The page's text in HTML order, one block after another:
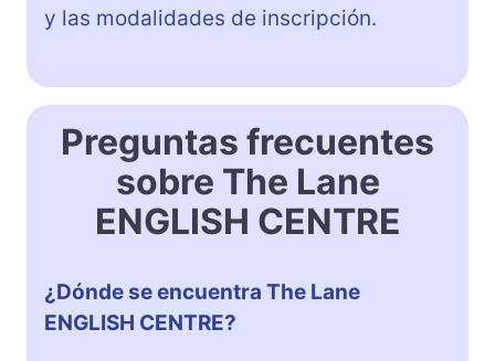
y las modalidades de inscripción.
Preguntas frecuentes
sobre The Lane
ENGLISH CENTRE
¿Dónde se encuentra The Lane
ENGLISH CENTRE?